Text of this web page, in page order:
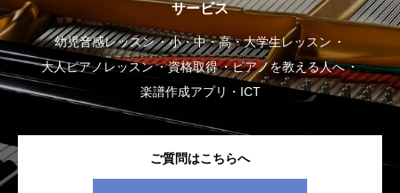
サービス
幼児音感レッスン
小・中・高・大学生レッスン
大人ピアノレッスン
資格取得
ピアノを教える人へ
楽譜作成アプリ・ICT
ご質問はこちらへ